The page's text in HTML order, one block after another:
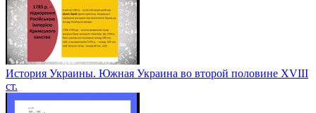
История Украины. Южная Украина во второй половине ХVІІІ
ст.